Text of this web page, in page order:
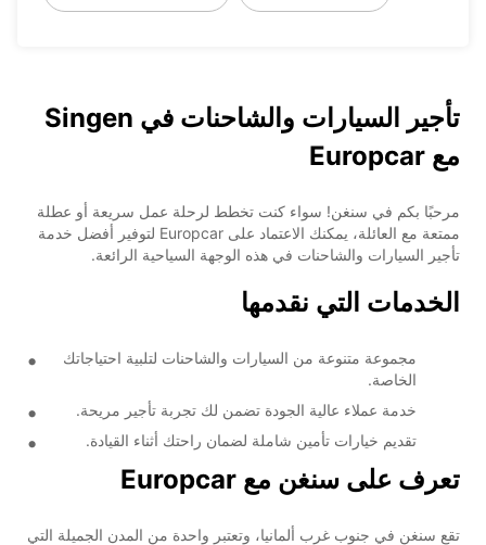
تأجير السيارات والشاحنات في Singen
مع Europcar
مرحبًا بكم في سنغن! سواء كنت تخطط لرحلة عمل سريعة أو عطلة
ممتعة مع العائلة، يمكنك الاعتماد على Europcar لتوفير أفضل خدمة
تأجير السيارات والشاحنات في هذه الوجهة السياحية الرائعة.
الخدمات التي نقدمها
مجموعة متنوعة من السيارات والشاحنات لتلبية احتياجاتك
الخاصة.
خدمة عملاء عالية الجودة تضمن لك تجربة تأجير مريحة.
تقديم خيارات تأمين شاملة لضمان راحتك أثناء القيادة.
تعرف على سنغن مع Europcar
تقع سنغن في جنوب غرب ألمانيا، وتعتبر واحدة من المدن الجميلة التي